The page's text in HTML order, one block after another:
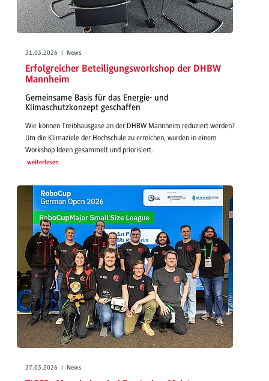
31.03.2026 | News
Erfolgreicher Beteiligungsworkshop der DHBW
Mannheim
Gemeinsame Basis für das Energie- und
Klimaschutzkonzept geschaffen
Wie können Treibhausgase an der DHBW Mannheim reduziert werden?
Um die Klimaziele der Hochschule zu erreichen, wurden in einem
Workshop Ideen gesammelt und priorisiert.
weiterlesen
27.03.2026 | News